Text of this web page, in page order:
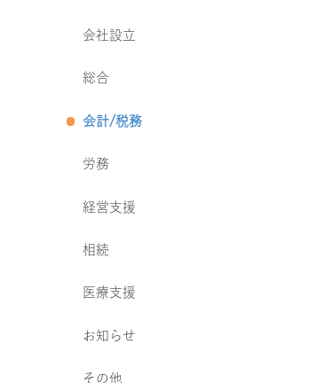
会社設立
総合
会計/税務
労務
経営支援
相続
医療支援
お知らせ
その他